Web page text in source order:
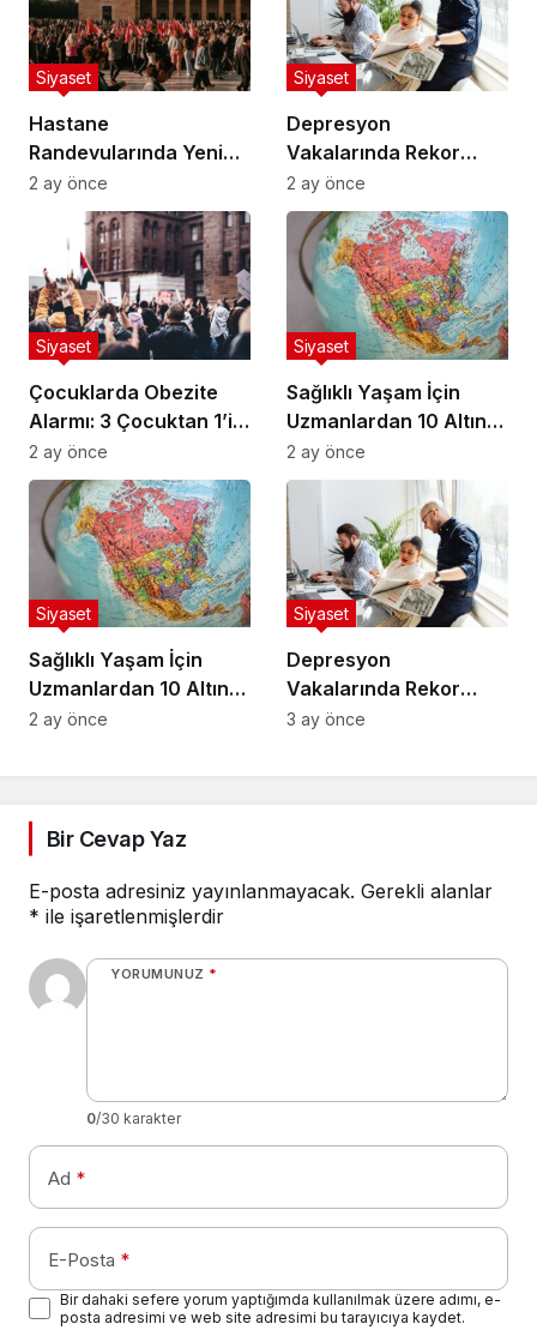
Hastane
Randevularında Yeni
Sistem Devreye Girdi
Siyaset
2 ay önce
Depresyon
Vakalarında Rekor
Artış: Uzmanlar Nedeni
Açıkladı
Siyaset
2 ay önce
Çocuklarda Obezite
Alarmı: 3 Çocuktan 1’i
Risk Altında
Siyaset
2 ay önce
Sağlıklı Yaşam İçin
Uzmanlardan 10 Altın
Kural
Siyaset
2 ay önce
Sağlıklı Yaşam İçin
Uzmanlardan 10 Altın
Kural
Siyaset
2 ay önce
Depresyon
Vakalarında Rekor
Artış: Uzmanlar Nedeni
Siyaset
3 ay önce
Bir Cevap Yaz
E-posta adresiniz yayınlanmayacak. Gerekli alanlar
* ile işaretlenmişlerdir
YORUMUNUZ *
0/30 karakter
Ad *
E-Posta *
Bir dahaki sefere yorum yaptığımda kullanılmak üzere adımı, e-
posta adresimi ve web site adresimi bu tarayıcıya kaydet.